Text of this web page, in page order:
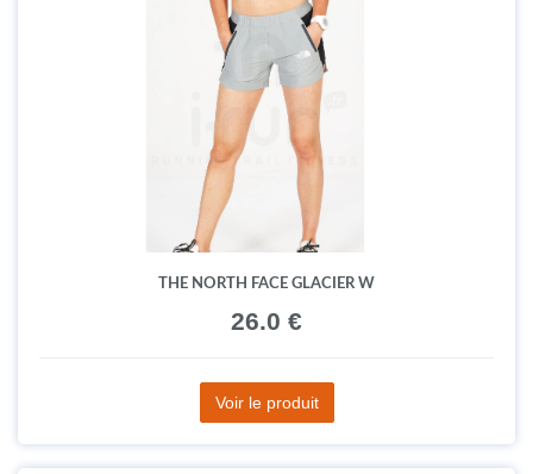
THE NORTH FACE GLACIER W
26.0 €
Voir le produit